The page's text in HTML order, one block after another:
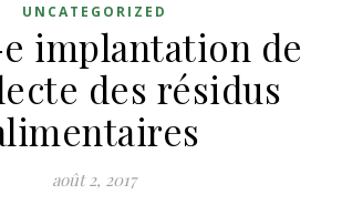
UNCATEGORIZED
implantation de
des résidus
août 2, 2017